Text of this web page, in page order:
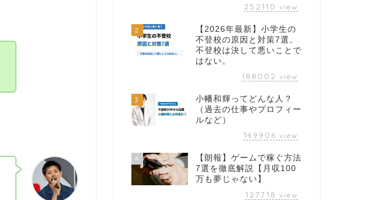
252110 view
2
【2026年最新】小学生の
不登校の原因と対策7選。
不登校は決して悪いことで
はない。
188002 view
3
小幡和輝ってどんな人？
（過去の仕事やプロフィー
ルなど）
149906 view
4
【朗報】ゲームで稼ぐ方法
7選を徹底解説【月収100
万も夢じゃない】
127718 view